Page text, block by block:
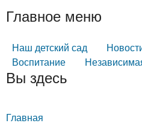
Главное меню
Наш детский сад
Воспитание
Вы здесь
Главная